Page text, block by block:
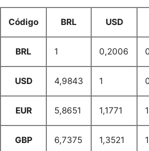
Código BRL USD
BRL 1 0,2006
USD 4,9843 1
EUR 5,8651 1,1771 1
GBP 6,7375 1,3521